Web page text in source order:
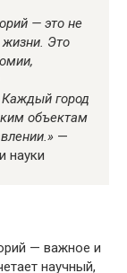
— это не
жизни. Это
Каждый город
объектам
—
науки
— важное и
научный,